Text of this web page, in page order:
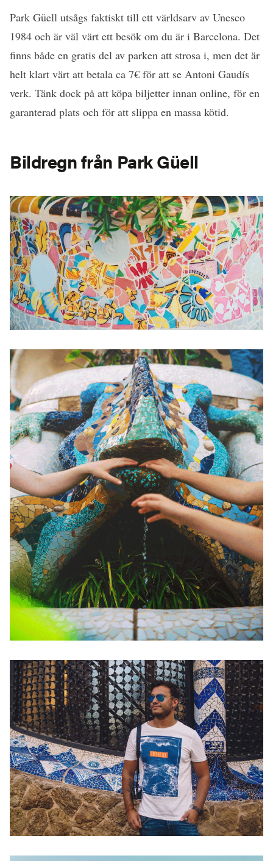
Park Güell utsågs faktiskt till ett världsarv av Unesco
1984 och är väl värt ett besök om du är i Barcelona. Det
finns både en gratis del av parken att strosa i, men det är
helt klart värt att betala ca 7€ för att se Antoni Gaudís
verk. Tänk dock på att köpa biljetter innan online, för en
garanterad plats och för att slippa en massa kötid.
Bildregn från Park Güell